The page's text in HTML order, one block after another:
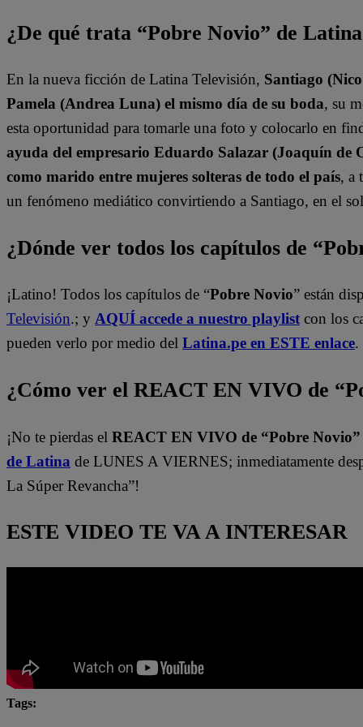
¿De qué trata “Pobre Novio” de
En la nueva ficción de Latina Televisión, Santiago
Pamela (Andrea Luna) el mismo día de su boda, su
esta oportunidad para tomarle una foto y colocarlo en
ayuda del empresario Eduardo Salazar (Joaquín de
como marido entre mujeres solteras de todo el país, a
un fenómeno mediático convirtiendo a Santiago, en el
¿Dónde ver todos los capítulos de
¡Latino! Todos los capítulos de “Pobre Novio” están
Televisión.; y AQUÍ accede a nuestro playlist con los
pueden verlo por medio del Latina.pe en ESTE enlace.
¿Cómo ver el REACT EN VIVO de
¡No te pierdas el REACT EN VIVO de “Pobre
de Latina de LUNES A VIERNES; inmediatamente
La Súper Revancha”!
ESTE VIDEO TE VA A INTERESAR
Tags: